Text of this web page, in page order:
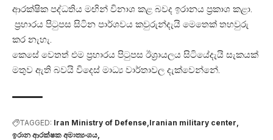
ආරක්ෂික පද්ධතිය මඟින් විනාශ කළ බවද ඉරානය ප්‍රකාශ කළා.
ප්‍රහාරය පිටුපස සිටින පාර්ශවය කවුරුන්දැයි මෙතෙක් තහවුරු
කර නැහැ.
කෙසේ වෙතත් එම ප්‍රහාරය පිටුපස ඊශ්‍රායලය සිටියේදැයි සැකයක්
මතුව ඇති බවයි විදෙස් මාධ්‍ය වාර්තාවල දැක්වෙන්නේ.
TAGGED: Iran Ministry of Defense Iranian military center
ඉරාන ආරක්ෂක අමාත්‍යංශය